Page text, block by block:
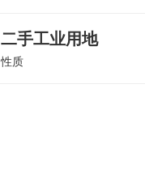
二手工业用地
性质